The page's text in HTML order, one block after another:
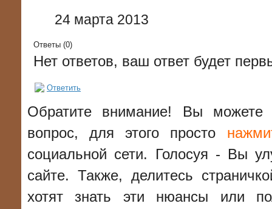
24 марта 2013
Ответы (0)
Нет ответов, ваш ответ будет
Ответить
Обратите внимание! Вы можете
вопрос, для этого просто
социальной сети. Голосуя - Вы
сайте. Также, делитесь
хотят знать эти нюансы или